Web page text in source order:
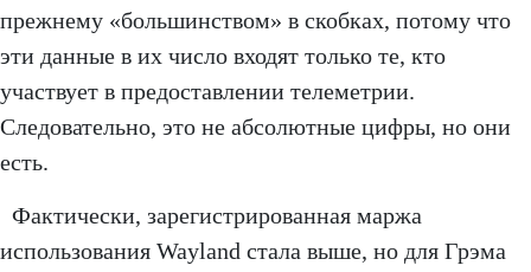
прежнему «большинством» в скобках, потому что
эти данные в их число входят только те, кто
участвует в предоставлении телеметрии.
Следовательно, это не абсолютные цифры, но они
есть.
Фактически, зарегистрированная маржа
использования Wayland стала выше, но для Грэма